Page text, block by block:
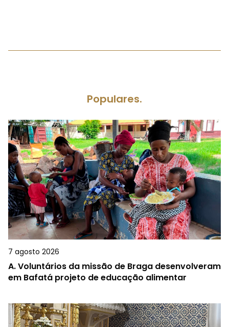
Populares.
7 agosto 2026
A.Voluntários da missão de Braga desenvolveram
em Bafatá projeto de educação alimentar